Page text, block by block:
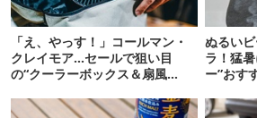
「え、やっす！」コールマン・
クレイモア…セールで狙い目
の“クーラーボックス＆扇風
ぬるい
ラ！猛
ー”おす